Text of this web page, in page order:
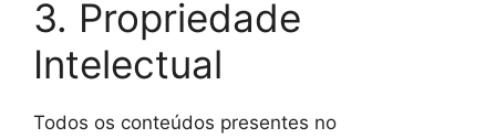
3. Propriedade
Intelectual
Todos os conteúdos presentes no